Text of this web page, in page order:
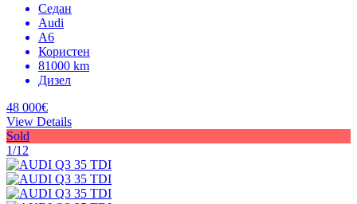
Седан
Audi
A6
Користен
81000 km
Дизел
48 000€
View Details
Sold
1/12